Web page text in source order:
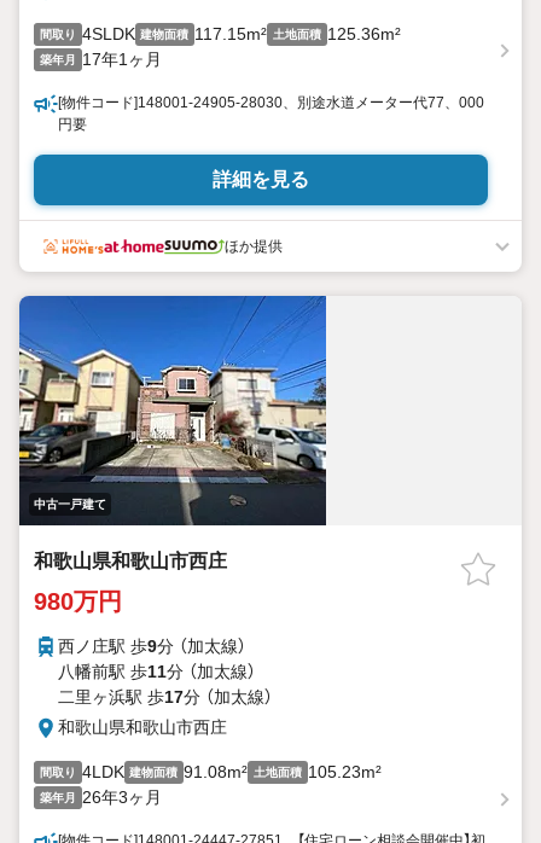
間取り 4SLDK 建物面積 117.15m² 土地面積 125.36m²
築年月 17年1ヶ月
[物件コード]148001-24905-28030、別途水道メーター代77、000
円要
詳細を見る
ほか提供
中古一戸建て
和歌山県和歌山市西庄
980万円
西ノ庄駅 歩9分 （加太線）
八幡前駅 歩11分 （加太線）
二里ヶ浜駅 歩17分 （加太線）
和歌山県和歌山市西庄
間取り 4LDK 建物面積 91.08m² 土地面積 105.23m²
築年月 26年3ヶ月